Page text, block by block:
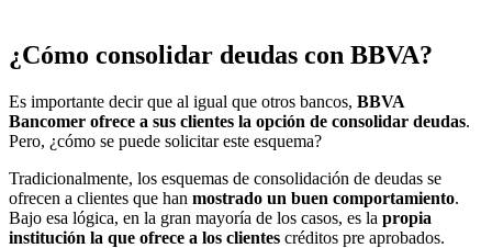
¿Cómo consolidar deudas con BBVA?
Es importante decir que al igual que otros bancos, BBVA
Bancomer ofrece a sus clientes la opción de consolidar deudas.
Pero, ¿cómo se puede solicitar este esquema?
Tradicionalmente, los esquemas de consolidación de deudas se
ofrecen a clientes que han mostrado un buen comportamiento.
Bajo esa lógica, en la gran mayoría de los casos, es la propia
institución la que ofrece a los clientes créditos pre aprobados.